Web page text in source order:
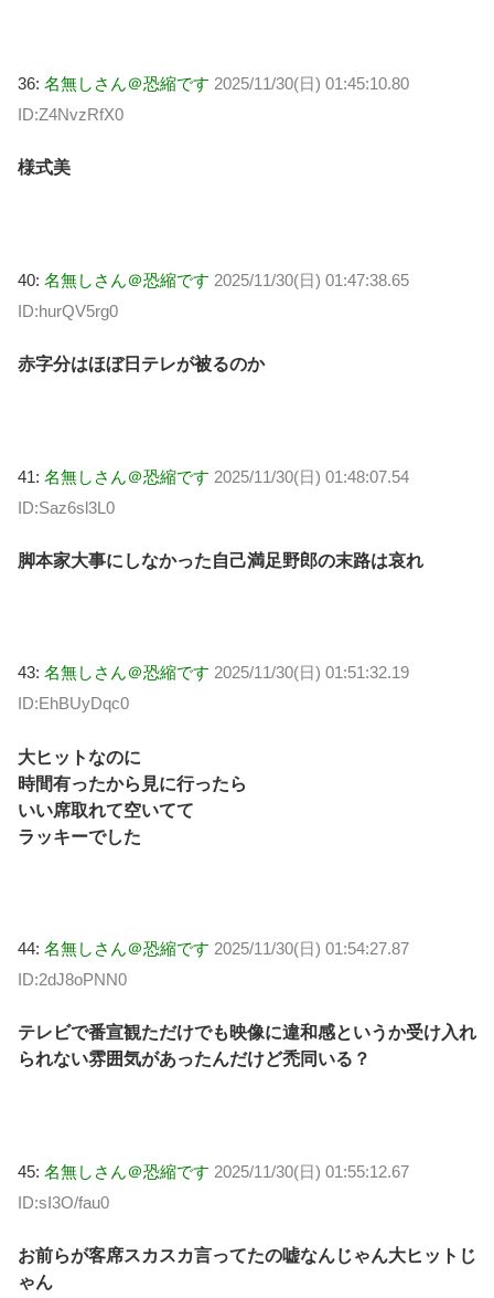
36: 名無しさん＠恐縮です 2025/11/30(日) 01:45:10.80
ID:Z4NvzRfX0
様式美
40: 名無しさん＠恐縮です 2025/11/30(日) 01:47:38.65
ID:hurQV5rg0
赤字分はほぼ日テレが被るのか
41: 名無しさん＠恐縮です 2025/11/30(日) 01:48:07.54
ID:Saz6sl3L0
脚本家大事にしなかった自己満足野郎の末路は哀れ
43: 名無しさん＠恐縮です 2025/11/30(日) 01:51:32.19
ID:EhBUyDqc0
大ヒットなのに
時間有ったから見に行ったら
いい席取れて空いてて
ラッキーでした
44: 名無しさん＠恐縮です 2025/11/30(日) 01:54:27.87
ID:2dJ8oPNN0
テレビで番宣観ただけでも映像に違和感というか受け入れ
られない雰囲気があったんだけど禿同いる？
45: 名無しさん＠恐縮です 2025/11/30(日) 01:55:12.67
ID:sI3O/fau0
お前らが客席スカスカ言ってたの嘘なんじゃん大ヒットじ
ゃん